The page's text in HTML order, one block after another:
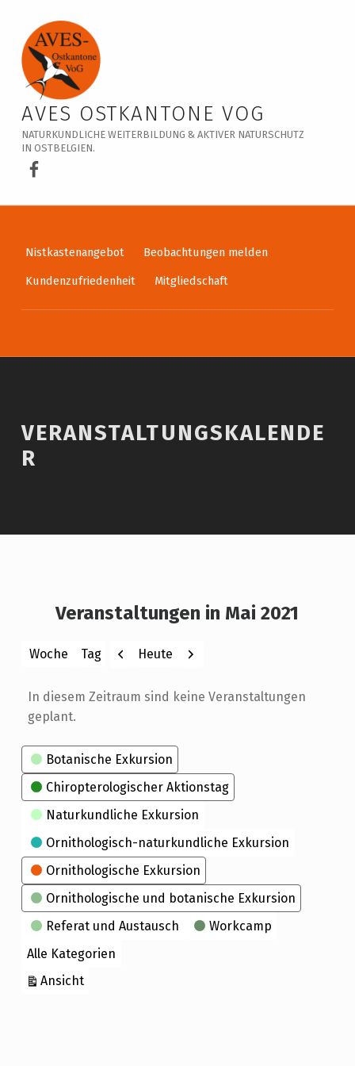
Veranstaltungskalender – AVES Ostkantone VoG
AVES OSTKANTONE VOG
NATURKUNDLICHE WEITERBILDUNG & AKTIVER NATURSCHUTZ
IN OSTBELGIEN.
AVES Ostkantone bei Facebook
Nistkastenangebot
Beobachtungen melden
Kundenzufriedenheit
Mitgliedschaft
VERANSTALTUNGSKALENDE
R
Veranstaltungen in Mai 2021
Woche Tag
Monat
Jahr
Zurück
Heute Weiter
In diesem Zeitraum sind keine Veranstaltungen
geplant.
Kategorien
Botanische Exkursion
Chiropterologischer Aktionstag
Naturkundliche Exkursion
Ornithologisch-naturkundliche Exkursion
Ornithologische Exkursion
Ornithologische und botanische Exkursion
Referat und Austausch
Workcamp
Alle Kategorien
Ansichtausdrucken